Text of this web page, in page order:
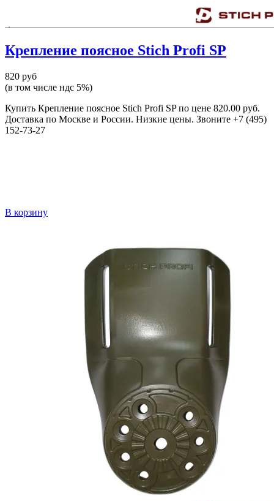
Крепление поясное Stich Profi SP
820 руб
(в том числе ндс 5%)
Купить Крепление поясное Stich Profi SP по цене 820.00 руб.
Доставка по Москве и России. Низкие цены. Звоните +7 (495)
152-73-27
В корзину